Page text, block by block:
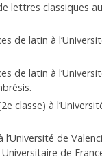
lettres classiques
de latin à
de latin à
classe) à
de
de